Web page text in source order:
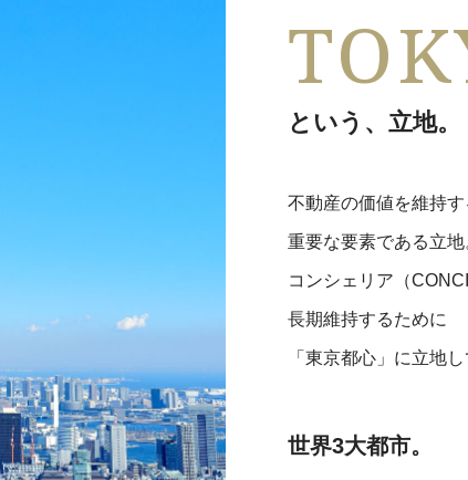
という、立地。
不動産の価値を維持
重要な要素である立地
コンシェリア（
長期維持するために
「東京都心」に立地し
世界3大都市。